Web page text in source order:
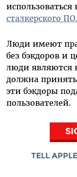
сталкерского ПО.
Люди имеют
без бэкдоров и
люди являются
должна
эти бэкдоры
пользователей.
TELL